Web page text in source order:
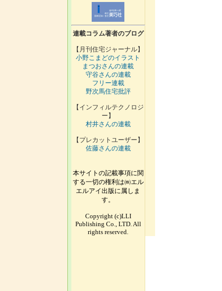
連載コラム著者のブログ
【月刊住宅ジャーナル】
小野こまどのイラスト
まつおさんの連載
守谷さんの連載
フリー連載
野次馬住宅批評
【インフィルテクノロジ
ー】
村井さんの連載
【プレカットユーザー】
佐藤さんの連載
本サイトの記載事項に関
する一切の権利は㈱エル
エルアイ出版に属しま
す。
Copyright (c)LLI
Publishing Co., LTD. All
rights reserved.